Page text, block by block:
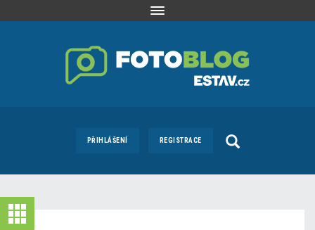
Toggle
PŘIHLÁŠENÍ REGISTRACE